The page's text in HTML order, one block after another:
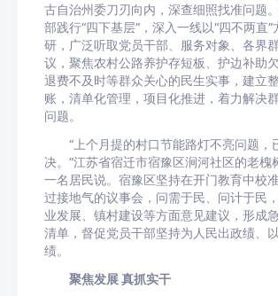
古自治州委刀刃向内，深查细照找准问题
部践行“四下基层”，深入一线以“四不两直”
研，广泛听取党员干部、服务对象、各界
议，聚焦农村公路养护存短板、护边补助
退费不及时等群众关心的民生实事，建立
账，清单化管理，项目化推进，着力解决
问题。
“上个月提的村口节能路灯不亮问题，
决。”江苏省宿迁市宿豫区涧河社区的老槐
一名居民说。宿豫区坚持在开门教育中校
过接地气的议事会，问需于民、问计于民
业发展、镇村建设等方面意见建议，形成
清单，督促党员干部坚持为人民出政绩、
绩。
聚焦发展 真抓实干